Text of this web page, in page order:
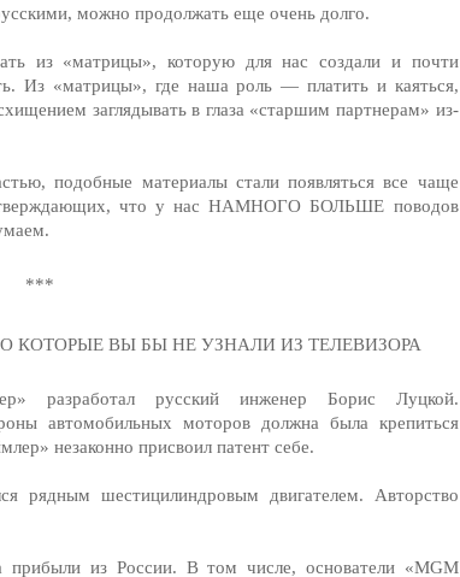
можно продолжать еще очень долго.
из «матрицы», которую для нас создали и почти
Из «матрицы», где наша роль — платить и каяться,
заглядывать в глаза «старшим партнерам» из-
подобные материалы стали появляться все чаще
что у нас НАМНОГО БОЛЬШЕ поводов
***
КОТОРЫЕ ВЫ БЫ НЕ УЗНАЛИ ИЗ ТЕЛЕВИЗОРА
разработал русский инженер Борис Луцкой.
автомобильных моторов должна была крепиться
незаконно присвоил патент себе.
рядным шестицилиндровым двигателем. Авторство
прибыли из России. В том числе, основатели «MGM